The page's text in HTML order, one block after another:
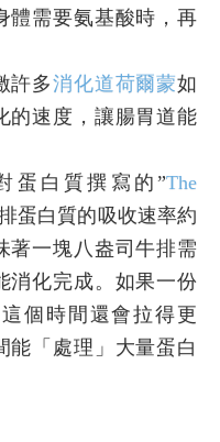
體需要氨基酸時，再
許多消化道荷爾蒙如
的速度，讓腸胃道能
蛋白質撰寫的”The
蛋白質的吸收速率約
著一塊八盎司牛排需
消化完成。如果一份
個時間還會拉得更
能「處理」大量蛋白